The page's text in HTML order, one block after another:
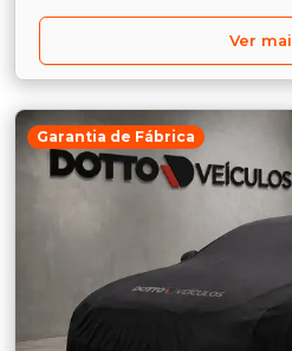
Ver
Garantia de Fábrica